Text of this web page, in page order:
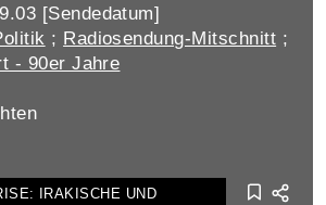
[Sendedatum]
; Radiosendung-Mitschnitt ;
- 90er Jahre
IRAKISCHE UND